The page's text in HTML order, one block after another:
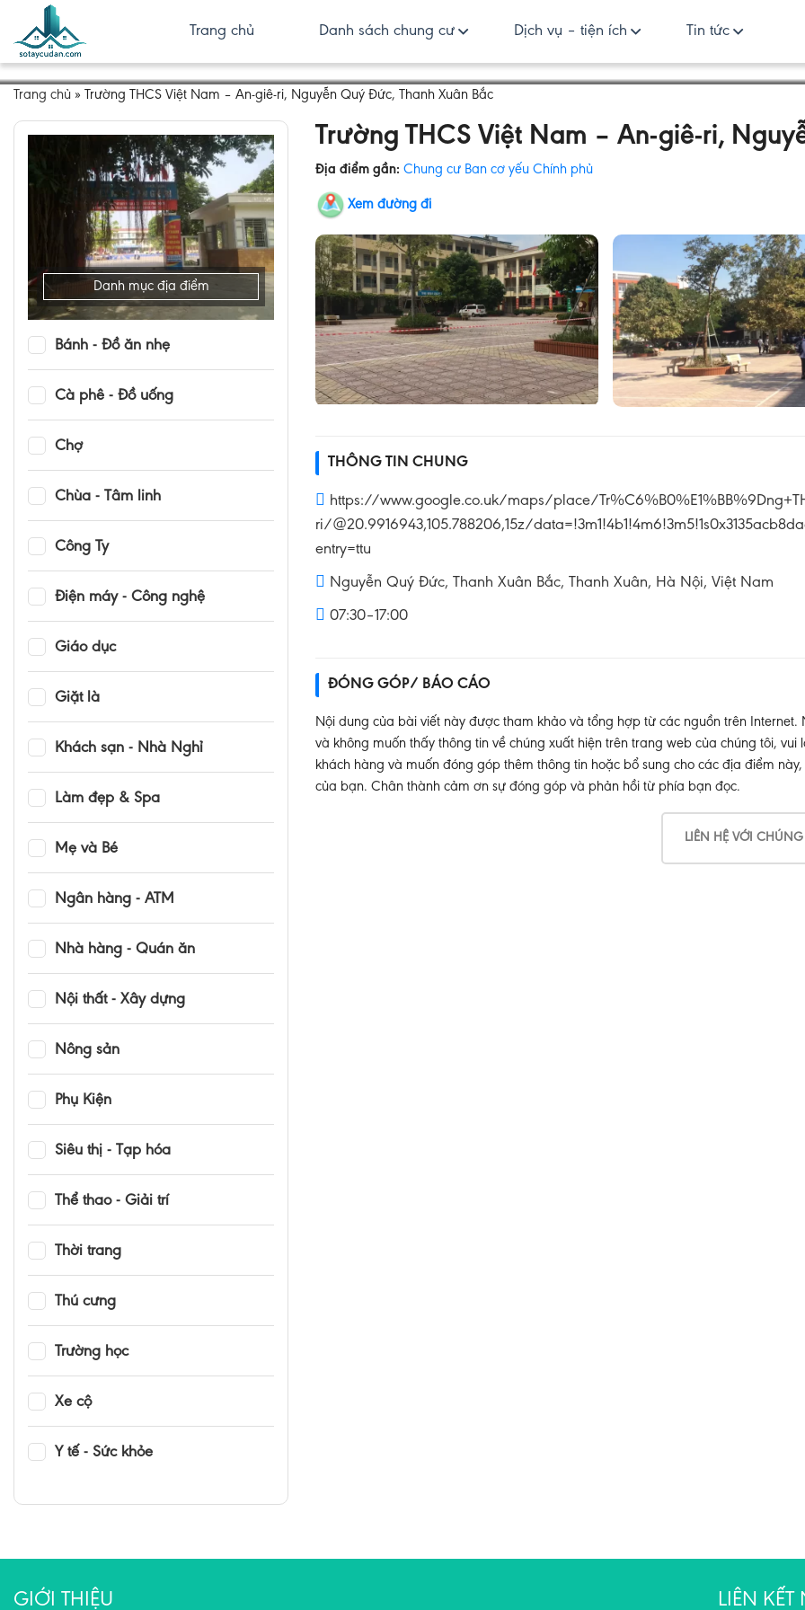
Trang chủ Danh sách chung cư Dịch vụ – tiện ích Tin tức
Trang chủ » Trường THCS Việt Nam – An-giê-ri, Nguyễn Quý Đức, Thanh Xuân Bắc
Danh mục địa điểm
Bánh - Đồ ăn nhẹ
Cà phê - Đồ uống
Chợ
Chùa - Tâm linh
Công Ty
Điện máy - Công nghệ
Giáo dục
Giặt là
Khách sạn - Nhà Nghỉ
Làm đẹp & Spa
Mẹ và Bé
Ngân hàng - ATM
Nhà hàng - Quán ăn
Nội thất - Xây dựng
Nông sản
Phụ Kiện
Siêu thị - Tạp hóa
Thể thao - Giải trí
Thời trang
Thú cưng
Trường học
Xe cộ
Y tế - Sức khỏe
Trường THCS Việt Nam – An-giê-ri,
Địa điểm gần: Chung cư Ban cơ yếu Chính phủ
Xem đường đi
THÔNG TIN CHUNG
https://www.google.co.uk/maps/place/
ri/@20.9916943,105.788206,15z/
entry=ttu
Nguyễn Quý Đức, Thanh Xuân Bắc, Thanh Xuân, Hà Nội, Việt Nam
07:30–17:00
ĐÓNG GÓP/ BÁO CÁO
Nội dung của bài viết này được tham khảo và tổng hợp từ các nguồn trên
và không muốn thấy thông tin về chúng xuất hiện trên trang web của chúng tôi,
khách hàng và muốn đóng góp thêm thông tin hoặc bổ sung cho các địa điểm
của bạn. Chân thành cảm ơn sự đóng góp và phản hồi từ phía bạn đọc.
LIÊN HỆ VỚI CHÚNG
GIỚI THIỆU LIÊN